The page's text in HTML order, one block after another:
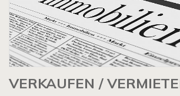
VERKAUFEN /